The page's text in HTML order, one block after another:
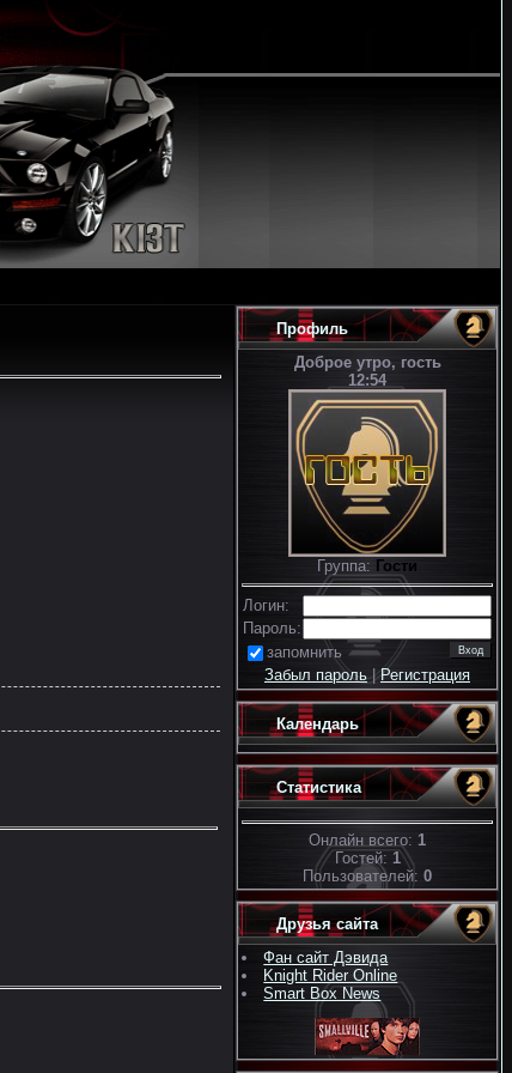
Профиль
Доброе утро, гость
12:54
Группа: Гости
Логин:
Пароль:
запомнить
Забыл пароль|Регистрация
Календарь
Статистика
Онлайн всего: 1
Гостей: 1
Пользователей: 0
Друзья сайта
Фан сайт Дэвида
Knight Rider Online
Smart Box News